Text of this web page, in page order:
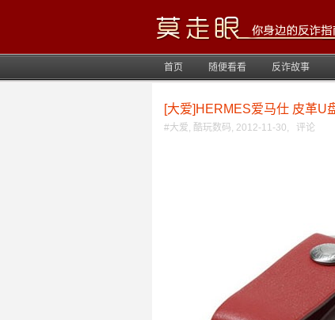
首页 随便看看 反诈故事
[大爱]HERMES爱马仕 皮革U
#大爱, 酷玩数码, 2012-11-30, 评论